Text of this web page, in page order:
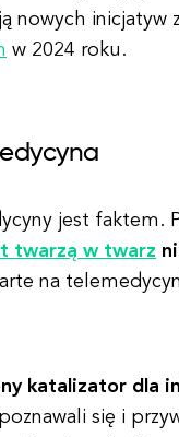
nowych inicjatyw
w 2024 roku.
jest faktem.
twarzą w twarz
na
katalizator dla
się i